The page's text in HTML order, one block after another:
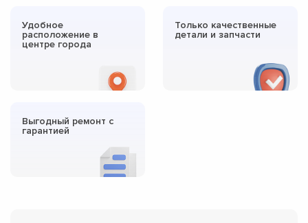
Удобное
расположение в
центре города
Только качественные
детали и запчасти
Выгодный ремонт с
гарантией